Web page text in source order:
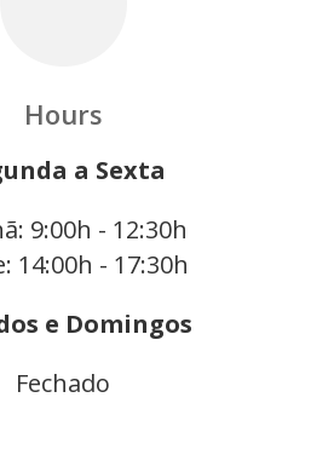
Hours
a Sexta
9:00h - 12:30h
14:00h - 17:30h
e Domingos
Fechado